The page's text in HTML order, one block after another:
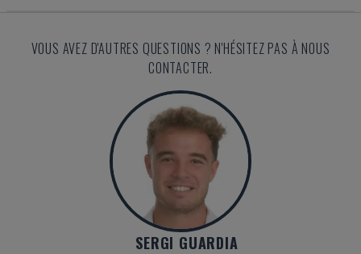
VOUS AVEZ D'AUTRES QUESTIONS ? N'HÉSITEZ PAS À NOUS
CONTACTER.
SERGI GUARDIA